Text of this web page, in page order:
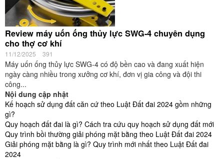
Review máy uốn ống thủy lực SWG-4 chuyên dụng
cho thợ cơ khí
11/12/2025 391
Máy uốn ống thủy lực SWG-4 có độ bền cao và đang xuất hiện
ngày càng nhiều trong xưởng cơ khí, đơn vị gia công và đội thi
công...
Nội dung cập nhật
Kế hoạch sử dụng đất căn cứ theo Luật Đất đai 2024 gồm những
gì?
Quy hoạch đất đai là gì? Cách tra cứu quy hoạch sử dụng đất mới
Quy trình bồi thường giải phóng mặt bằng theo Luật Đất đai 2024
Giải phóng mặt bằng là gì? Quy trình mới nhất theo Luật Đất đai
2024